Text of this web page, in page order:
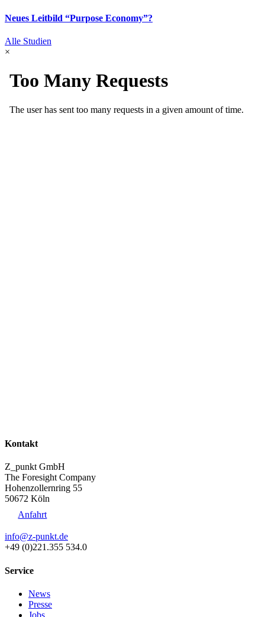
Neues Leitbild “Purpose Economy”?
Alle Studien
×
Kontakt
Z_punkt GmbH
The Foresight Company
Hohenzollernring 55
50672 Köln
Anfahrt
info@z-punkt.de
+49 (0)221.355 534.0
Service
News
Presse
Jobs